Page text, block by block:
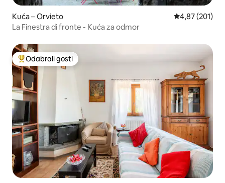
Kuća – Orvieto Prosječna
4,87 (201)
La Finestra di fronte - Kuća za odmor
Među najviše rangiranima s oznakom „Odabrali gosti”
Odabrali gosti